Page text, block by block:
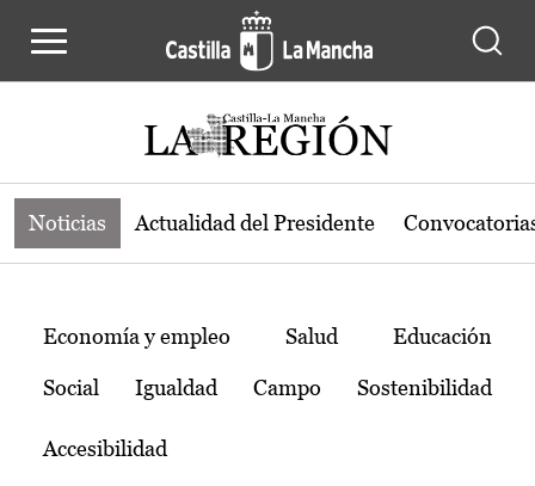
Noticias de la región de Castilla-La
Noticias Actualidad del Presidente
Temas
Economía y empleo Salud Educación
Social Igualdad Campo Sostenibilidad
Accesibilidad